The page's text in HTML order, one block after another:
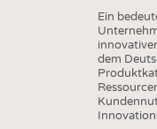
Ein
dem